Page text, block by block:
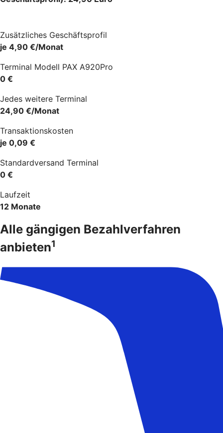
Zusätzliches Geschäftsprofil
je 4,90 €/Monat
Terminal Modell PAX A920Pro
0 €
Jedes weitere Terminal
24,90 €/Monat
Transaktionskosten
je 0,09 €
Standardversand Terminal
0 €
Laufzeit
12 Monate
Alle gängigen Bezahlverfahren
anbieten1